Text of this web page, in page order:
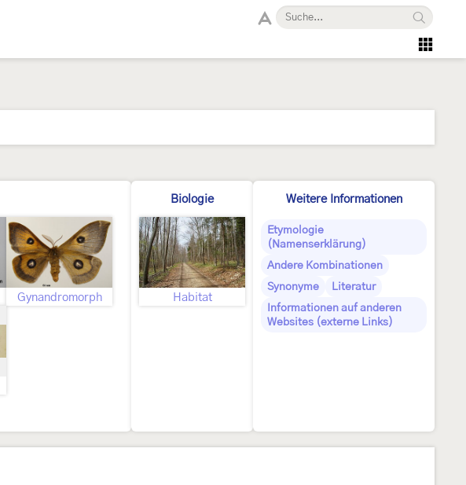
Gynandromorph
Biologie
Habitat
Weitere Informationen
Etymologie
(Namenserklärung)
Andere Kombinationen
Synonyme
Literatur
Informationen auf anderen
Websites (externe Links)